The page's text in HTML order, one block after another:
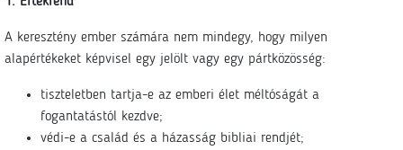
A keresztény ember számára nem mindegy, hogy milyen
alapértékeket képvisel egy jelölt vagy egy pártközösség:
tiszteletben tartja-e az emberi élet méltóságát a
fogantatástól kezdve;
védi-e a család és a házasság bibliai rendjét;